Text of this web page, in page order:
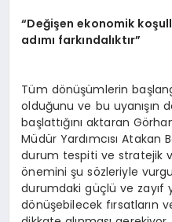
“Değişen ekonomik
adımı farkındalıktır”
Tüm dönüşümlerin
olduğunu ve bu uyanışın
başlattığını aktaran
Müdür Yardımcısı Atakan
durum tespiti ve stratejik
önemini şu sözleriyle
durumdaki güçlü ve zayıf
dönüşebilecek fırsatların